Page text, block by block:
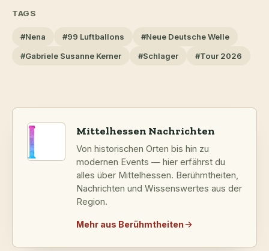
TAGS
#Nena #99 Luftballons
#Neue Deutsche Welle
#Gabriele Susanne Kerner
#Schlager #Tour 2026
Mittelhessen Nachrichten
Von historischen Orten bis hin zu
modernen Events — hier erfährst du
alles über Mittelhessen. Berühmtheiten,
Nachrichten und Wissenswertes aus der
Region.
Mehr aus Berühmtheiten